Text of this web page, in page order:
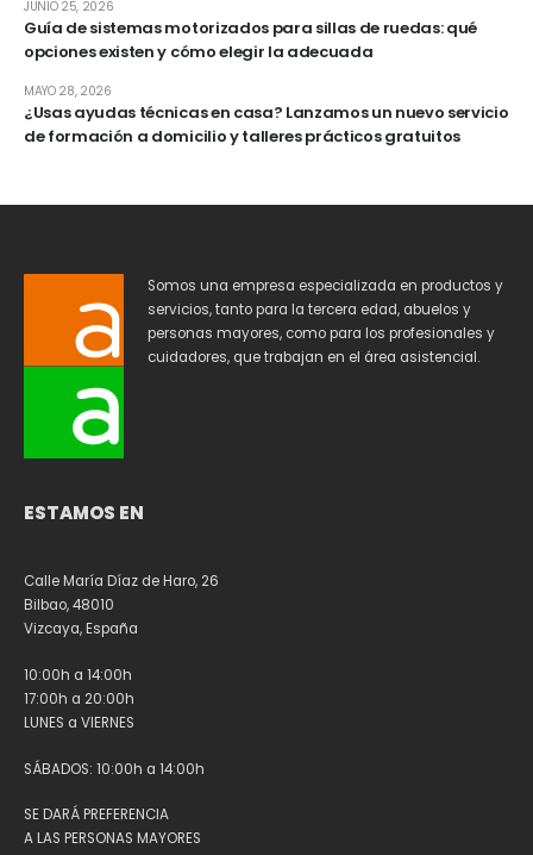
Guía de sistemas motorizados para sillas de ruedas: qué
opciones existen y cómo elegir la adecuada
JUNIO 25, 2026
¿Usas ayudas técnicas en casa? Lanzamos un nuevo servicio
de formación a domicilio y talleres prácticos gratuitos
MAYO 28, 2026
Somos una empresa especializada en productos y
servicios, tanto para la tercera edad, abuelos y
personas mayores, como para los profesionales y
cuidadores, que trabajan en el área asistencial.
ESTAMOS EN
Calle María Díaz de Haro, 26
Bilbao, 48010
Vizcaya, España
10:00h a 14:00h
17:00h a 20:00h
LUNES a VIERNES
SÁBADOS: 10:00h a 14:00h
SE DARÁ PREFERENCIA
A LAS PERSONAS MAYORES